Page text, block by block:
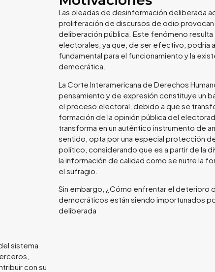
Las oleadas de desinformación deliberada
proliferación de discursos de odio
deliberación pública. Este fenómeno
electorales, ya que, de ser efectivo, podría
fundamental para el funcionamiento y la
democrática.
La Corte Interamericana de Derechos
pensamiento y de expresión constituye un
el proceso electoral, debido a que se
formación de la opinión pública del
transforma en un auténtico instrumento de
sentido, opta por una especial protección
político, considerando que es a partir de la
la información de calidad como se nutre la
el sufragio.
Sin embargo, ¿Cómo enfrentar el
democráticos están siendo importunados
deliberada
sistema
con su